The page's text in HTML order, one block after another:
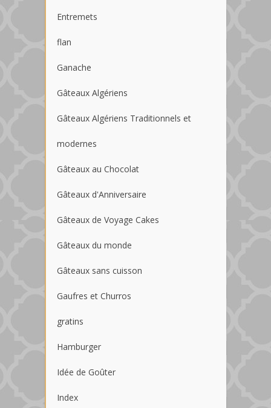
Entremets
flan
Ganache
Gâteaux Algériens
Gâteaux Algériens Traditionnels et
modernes
Gâteaux au Chocolat
Gâteaux d'Anniversaire
Gâteaux de Voyage Cakes
Gâteaux du monde
Gâteaux sans cuisson
Gaufres et Churros
gratins
Hamburger
Idée de Goûter
Index